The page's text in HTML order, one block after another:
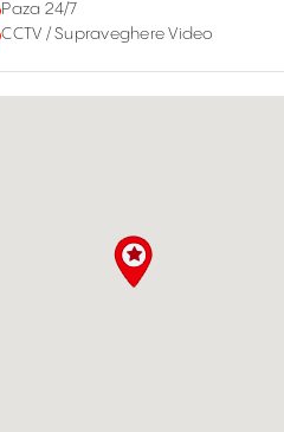
Paza 24/7
CCTV / Supraveghere Video